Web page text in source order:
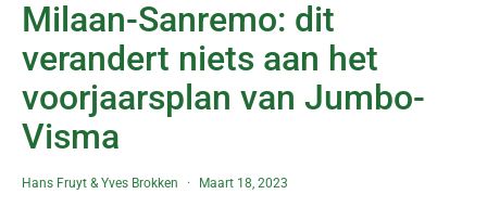
Milaan-Sanremo: dit
verandert niets aan het
voorjaarsplan van Jumbo-
Visma
Hans Fruyt &Yves Brokken Maart 18, 2023